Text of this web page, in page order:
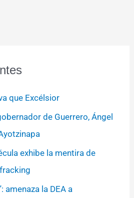
que Excélsior
de Guerrero, Ángel
exhibe la mentira de
amenaza la DEA a